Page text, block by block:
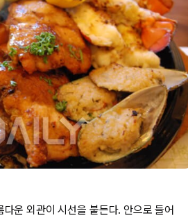
운 외관이 시선을 붙든다. 안으로 들어